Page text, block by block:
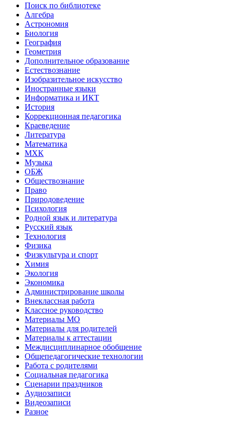
Поиск по библиотеке
Алгебра
Астрономия
Биология
География
Геометрия
Дополнительное образование
Естествознание
Изобразительное искусство
Иностранные языки
Информатика и ИКТ
История
Коррекционная педагогика
Краеведение
Литература
Математика
МХК
Музыка
ОБЖ
Обществознание
Право
Природоведение
Психология
Родной язык и литература
Русский язык
Технология
Физика
Физкультура и спорт
Химия
Экология
Экономика
Администрирование школы
Внеклассная работа
Классное руководство
Материалы МО
Материалы для родителей
Материалы к аттестации
Междисциплинарное обобщение
Общепедагогические технологии
Работа с родителями
Социальная педагогика
Сценарии праздников
Аудиозаписи
Видеозаписи
Разное